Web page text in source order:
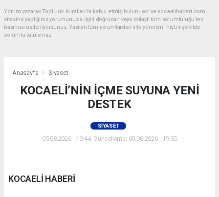
Yorum yazarak Topluluk Kuralları’nı kabul etmiş bulunuyor ve kocaelihaberi.com
sitesine yaptığınız yorumunuzla ilgili doğrudan veya dolaylı tüm sorumluluğu tek
başınıza üstleniyorsunuz. Yazılan tüm yorumlardan site yönetimi hiçbir şekilde
sorumlu tutulamaz.
Anasayfa Siyaset
KOCAELİ’NİN İÇME SUYUNA YENİ
DESTEK
SIYASET
05.08.2026 - 19:44, Güncelleme: 05.08.2026 - 19:55
KOCAELİ HABERİ